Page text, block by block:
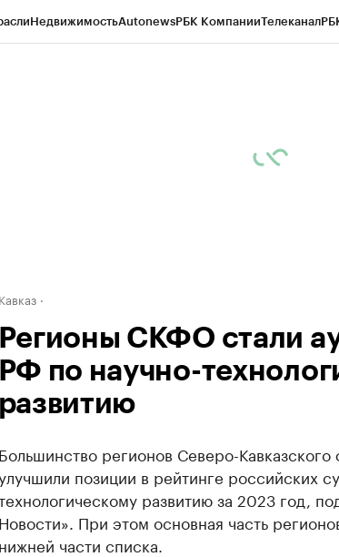
НедвижимостьAutonewsРБК КомпанииТелеканал
Кавказ
Регионы СКФО стали
РФ по научно-
развитию
Большинство регионов Северо-Кавказского
позиции в рейтинге российских
развитию за 2023 год,
Новости». При этом основная часть
нижней части списка.